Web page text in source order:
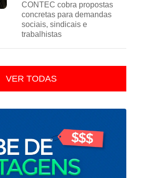
CONTEC cobra propostas
concretas para demandas
sociais, sindicais e
trabalhistas
VER TODAS